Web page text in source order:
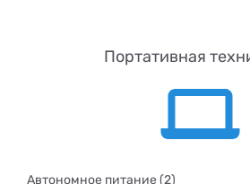
Портативная
Автономное питание (2)